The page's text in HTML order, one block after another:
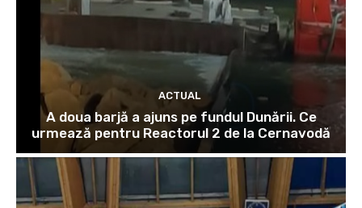
ACTUAL
A doua barjă a ajuns pe fundul Dunării. Ce
urmează pentru Reactorul 2 de la Cernavodă